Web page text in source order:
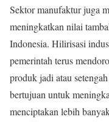
Sektor manufaktur juga
meningkatkan nilai
Indonesia. Hilirisasi
pemerintah terus
produk jadi atau
bertujuan untuk
menciptakan lebih